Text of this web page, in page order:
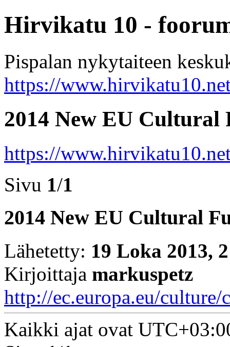
Hirvikatu 10 -
Pispalan nykytaiteen
https://
2014 New EU Cultural
https://
Sivu 1/1
2014 New EU Cultural
Lähetetty: 19 Loka 2013,
Kirjoittaja markuspetz
http://ec.europa.eu/culture/
Kaikki ajat ovat